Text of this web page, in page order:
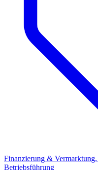
Finanzierung &
Betriebsführung